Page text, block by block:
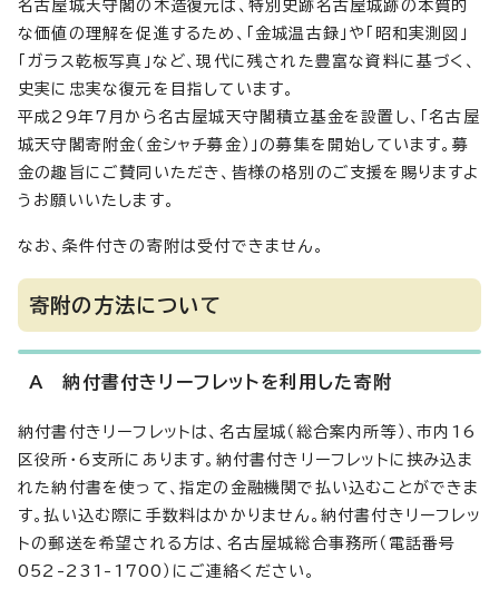
名古屋城天守閣の木造復元は、特別史跡名古屋城跡の本質的
な価値の理解を促進するため、「金城温古録」や「昭和実測図」
「ガラス乾板写真」など、現代に残された豊富な資料に基づく、
史実に忠実な復元を目指しています。
平成29年7月から名古屋城天守閣積立基金を設置し、「名古屋
城天守閣寄附金（金シャチ募金）」の募集を開始しています。募
金の趣旨にご賛同いただき、皆様の格別のご支援を賜りますよ
うお願いいたします。
なお、条件付きの寄附は受付できません。
寄附の方法について
A 納付書付きリーフレットを利用した寄附
納付書付きリーフレットは、名古屋城（総合案内所等）、市内16
区役所・6支所にあります。納付書付きリーフレットに挟み込ま
れた納付書を使って、指定の金融機関で払い込むことができま
す。払い込む際に手数料はかかりません。納付書付きリーフレッ
トの郵送を希望される方は、名古屋城総合事務所（電話番号
052-231-1700）にご連絡ください。